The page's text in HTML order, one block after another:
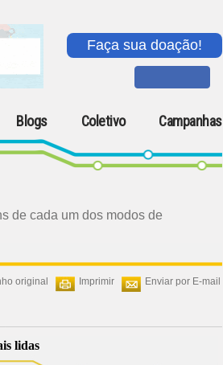
Faça sua doação!
Blogs Coletivo Campanhas
de cada um dos modos de
Enviar por E-mail
Imprimir
original
lidas